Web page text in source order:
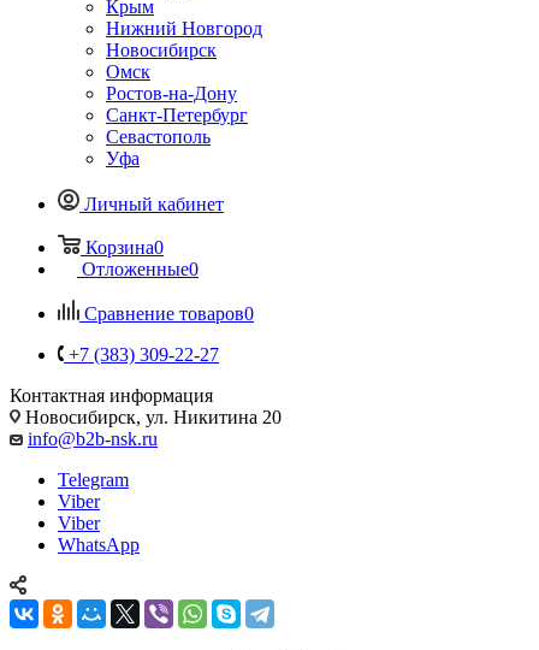
Крым
Нижний Новгород
Новосибирск
Омск
Ростов-на-Дону
Санкт-Петербург
Севастополь
Уфа
Личный кабинет
Корзина0
Отложенные0
Сравнение товаров0
+7 (383) 309-22-27
Контактная информация
Новосибирск, ул. Никитина 20
info@b2b-nsk.ru
Telegram
Viber
Viber
WhatsApp